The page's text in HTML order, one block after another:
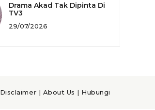
Drama Akad Tak Dipinta Di
TV3
29/07/2026
Disclaimer | About Us | Hubungi